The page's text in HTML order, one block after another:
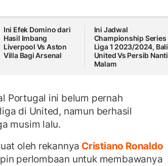
Ini Efek Domino dari
Hasil Imbang
Liverpool Vs Aston
Villa Bagi Arsenal
Ini Jadwal
Championship Series
Liga 1 2023/2024, Bali
United Vs Persib Nanti
Malam
Portugal ini belum pernah
di United, namun berhasil
musim lalu.
oleh rekannya Cristiano Ronaldo
perlombaan untuk membawanya